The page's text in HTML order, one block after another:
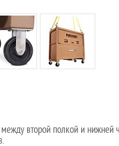
второй полкой и нижней